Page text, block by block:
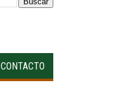
CONTACTO